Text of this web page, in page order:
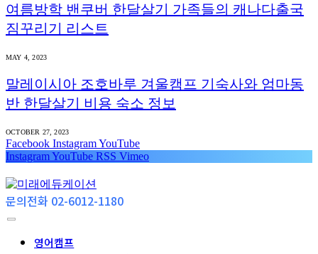
여름방학 밴쿠버 한달살기 가족들의 캐나다출국
짐꾸리기 리스트
MAY 4, 2023
말레이시아 조호바루 겨울캠프 기숙사와 엄마동
반 한달살기 비용 숙소 정보
OCTOBER 27, 2023
Facebook InstagramYouTube
InstagramYouTube RSS Vimeo
문의전화 02-6012-1180
영어캠프